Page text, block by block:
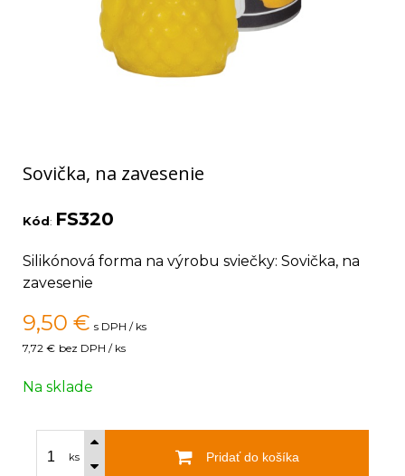
Sovička, na zavesenie
Kód: FS320
Silikónová forma na výrobu sviečky: Sovička, na
zavesenie
9,50 € s DPH / ks
7,72 € bez DPH / ks
Na sklade
ks Pridať do košíka